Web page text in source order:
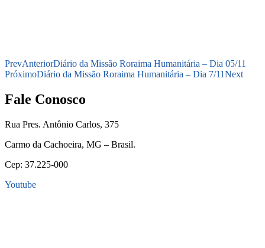
PrevAnteriorDiário da Missão Roraima Humanitária – Dia 05/11
PróximoDiário da Missão Roraima Humanitária – Dia 7/11Next
Fale Conosco
Rua Pres. Antônio Carlos, 375
Carmo da Cachoeira, MG – Brasil.
Cep: 37.225-000
Youtube